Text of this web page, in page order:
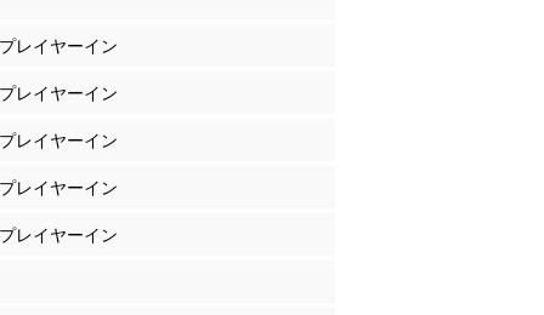
レイヤーイン
レイヤーイン
レイヤーイン
レイヤーイン
レイヤーイン